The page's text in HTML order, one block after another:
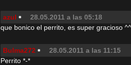
azul
28.05.2011 a las 05:18
que bonico el perrito, es super gracioso
Bulma272
28.05.2011 a las 11:15
Perrito *-*